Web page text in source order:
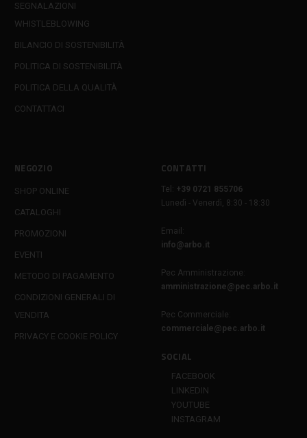
SEGNALAZIONI
WHISTLEBLOWING
BILANCIO DI SOSTENIBILITÀ
POLITICA DI SOSTENIBILITÀ
POLITICA DELLA QUALITÀ
CONTATTACI
NEGOZIO
SHOP ONLINE
CATALOGHI
PROMOZIONI
EVENTI
METODO DI PAGAMENTO
CONDIZIONI GENERALI DI
VENDITA
PRIVACY E COOKIE POLICY
CONTATTI
Tel:
+39 0721 855706
Lunedì - Venerdì, 8:30 - 18:30
Email:
info@arbo.it
Pec Amministrazione:
amministrazione@pec.arbo.it
Pec Commerciale:
commerciale@pec.arbo.it
SOCIAL
FACEBOOK
LINKEDIN
YOUTUBE
INSTAGRAM